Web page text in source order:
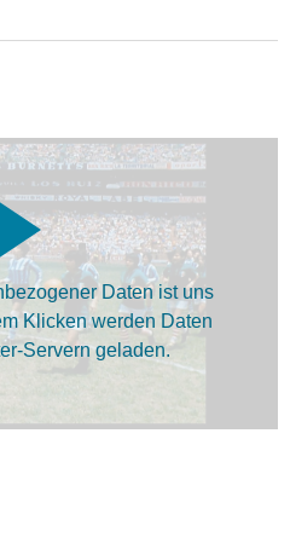
Daten ist uns
Klicken werden Daten
Servern geladen.